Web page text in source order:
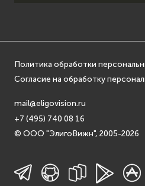
Политика обработки
Согласие на обработку
mail@eligovision.ru
+7 (495) 740 08 16
© ООО "ЭлигоВижн", 2005-2026